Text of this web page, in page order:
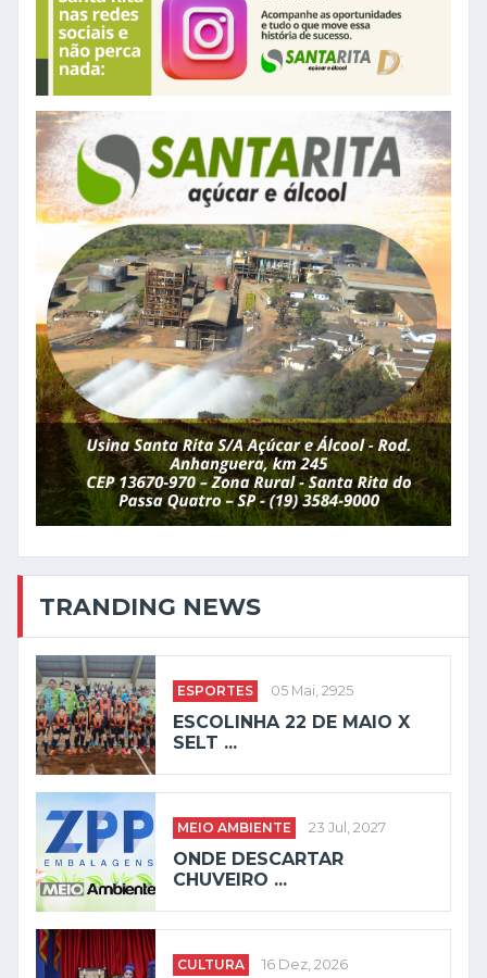
TRANDING NEWS
ESPORTES 05 Mai, 2925
ESCOLINHA 22 DE MAIO X
SELT ...
MEIO AMBIENTE 23 Jul, 2027
ONDE DESCARTAR
CHUVEIRO ...
CULTURA 16 Dez, 2026